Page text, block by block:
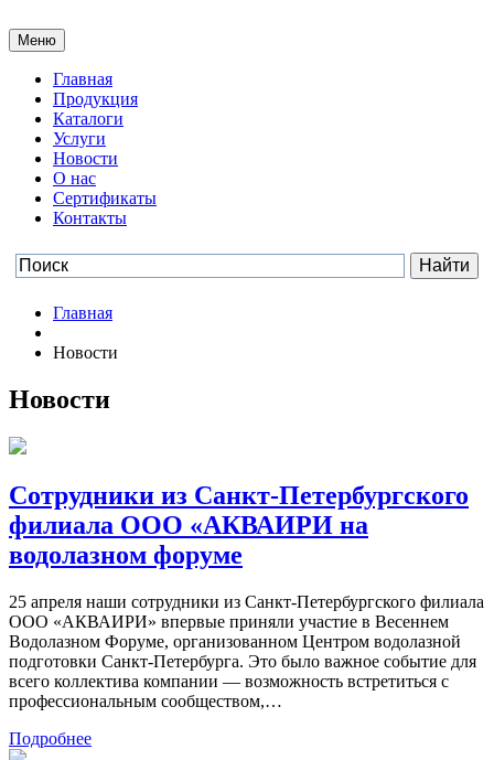
Меню
Главная
Продукция
Каталоги
Услуги
Новости
О нас
Сертификаты
Контакты
Главная
Новости
Новости
Сотрудники из Санкт-Петербургского
филиала ООО «АКВАИРИ на
водолазном форуме
25 апреля наши сотрудники из Санкт-Петербургского филиала
ООО «АКВАИРИ» впервые приняли участие в Весеннем
Водолазном Форуме, организованном Центром водолазной
подготовки Санкт-Петербурга. Это было важное событие для
всего коллектива компании — возможность встретиться с
профессиональным сообществом,…
Подробнее